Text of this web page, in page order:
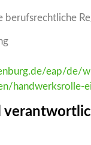
berufsrechtliche
eap/de/
handwerksrolle-